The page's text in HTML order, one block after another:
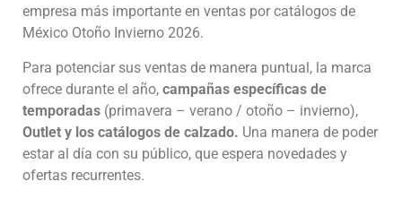
empresa más importante en ventas por catálogos de
México Otoño Invierno 2026.
Para potenciar sus ventas de manera puntual, la marca
ofrece durante el año, campañas específicas de
temporadas (primavera – verano / otoño – invierno),
Outlet y los catálogos de calzado. Una manera de poder
estar al día con su público, que espera novedades y
ofertas recurrentes.